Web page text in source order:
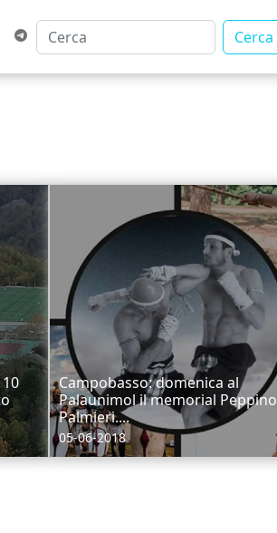
Cerca
Campobasso: domenica al
Palaunimol il memorial Peppino
Palmieri....
05-06-2018